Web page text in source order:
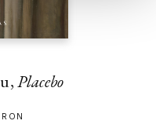
Placebo